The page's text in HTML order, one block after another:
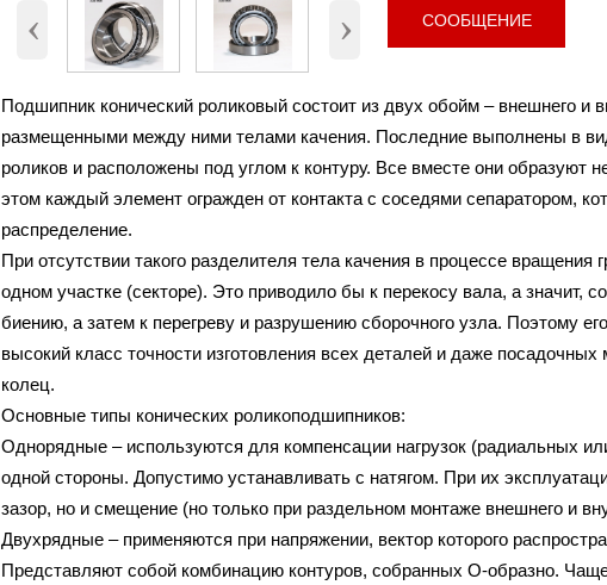
‹ › СООБЩЕНИЕ
Подшипник конический роликовый состоит из двух обойм – внешнего и
размещенными между ними телами качения. Последние выполнены в
роликов и расположены под углом к контуру. Все вместе они образуют
этом каждый элемент огражден от контакта с соседями сепаратором,
распределение.
При отсутствии такого разделителя тела качения в процессе вращения
одном участке (секторе). Это приводило бы к перекосу вала, а значит,
биению, а затем к перегреву и разрушению сборочного узла. Поэтому
высокий класс точности изготовления всех деталей и даже
колец.
Основные типы конических роликоподшипников:
Однорядные – используются для компенсации нагрузок (радиальных
одной стороны. Допустимо устанавливать с натягом. При их
зазор, но и смещение (но только при раздельном монтаже внешнего и
Двухрядные – применяются при напряжении, вектор которого
Представляют собой комбинацию контуров, собранных О-образно.
Внутренний диаметр (d)
Наружный диаметр (D)
120мм.
Высота (B)
Вес
1.64Кг